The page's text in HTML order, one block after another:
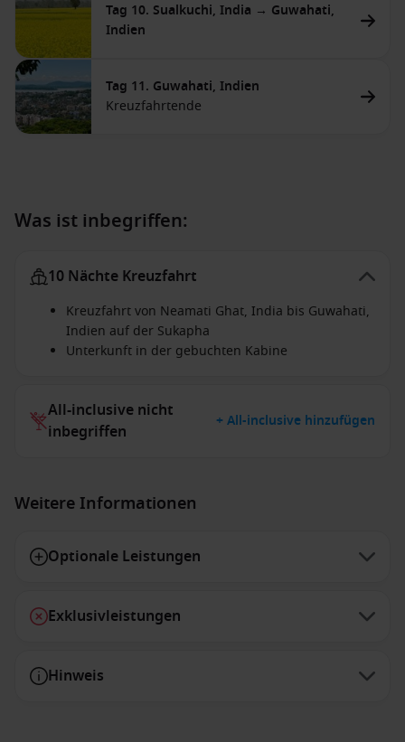
Tag 10. Sualkuchi, India → Guwahati,
Indien
Tag 11. Guwahati, Indien
Kreuzfahrtende
Was ist inbegriffen:
10 Nächte Kreuzfahrt
Kreuzfahrt von Neamati Ghat, India bis Guwahati,
Indien auf der Sukapha
Unterkunft in der gebuchten Kabine
All-inclusive nicht
inbegriffen
+ All-inclusive hinzufügen
Weitere Informationen
Optionale Leistungen
Exklusivleistungen
Hinweis